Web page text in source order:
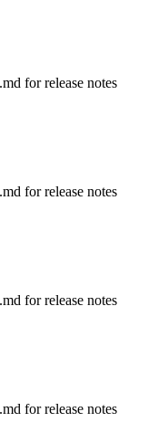
for release notes
for release notes
for release notes
for release notes